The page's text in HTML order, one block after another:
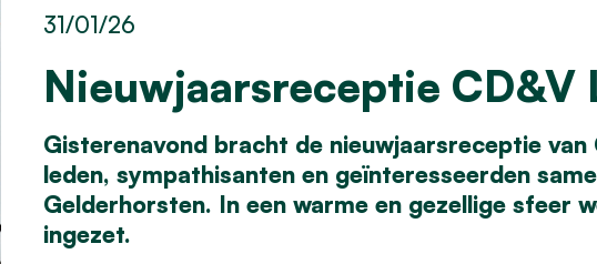
Nieuwjaarsreceptie CD&V
31/01/26
Gisterenavond bracht de nieuwjaarsreceptie van
leden, sympathisanten en geïnteresseerden
Gelderhorsten. In een warme en gezellige sfeer
ingezet.